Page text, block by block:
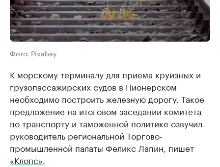
Фото: Pixabay
К морскому терминалу для приема круизных и
грузопассажирских судов в Пионерском
необходимо построить железную дорогу. Такое
предложение на итоговом заседании комитета
по транспорту и таможенной политике озвучил
руководитель региональной Торгово-
промышленной палаты Феликс Лапин, пишет
«Клопс».